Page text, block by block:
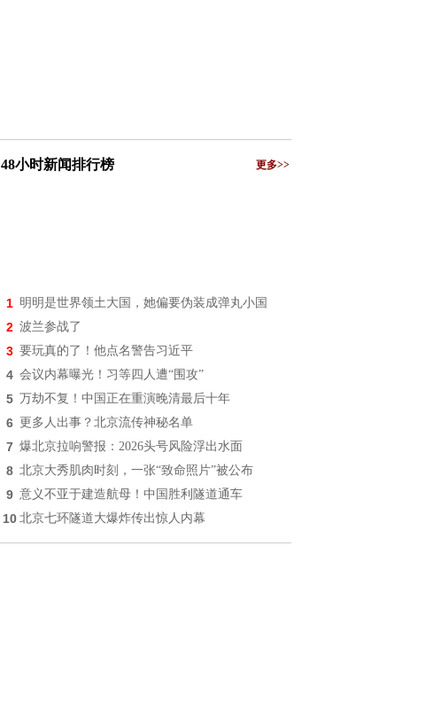
48小时新闻排行榜 更多>>
1 明明是世界领土大国，她偏要伪装成弹丸小国
2 波兰参战了
3 要玩真的了！他点名警告习近平
4 会议内幕曝光！习等四人遭“围攻”
5 万劫不复！中国正在重演晚清最后十年
6 更多人出事？北京流传神秘名单
7 爆北京拉响警报：2026头号风险浮出水面
8 北京大秀肌肉时刻，一张“致命照片”被公布
9 意义不亚于建造航母！中国胜利隧道通车
10 北京七环隧道大爆炸传出惊人内幕